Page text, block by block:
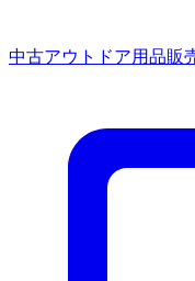
中古アウトドア用品販